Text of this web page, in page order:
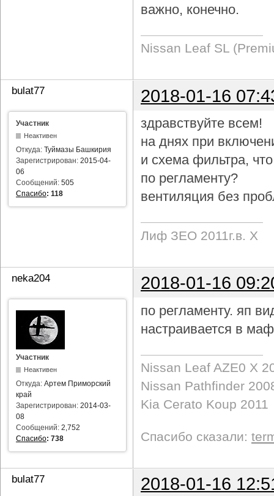
важно, конечно.
Nissan Leaf SL
bulat77 2018-01-16
Участник
Неактивен
Откуда: Туймазы Башкирия
Зарегистрирован: 2015-04-
06
Сообщений: 505
Спасибо: 118
здравствуйте всем!
на днях при
и схема фильтра,
по регламенту?
вентиляция без
Лиф ЗЕО 2011г.в. Х
neka204 2018-01-16
Участник
Неактивен
Откуда: Артем Приморский
край
Зарегистрирован: 2014-03-
08
Сообщений: 2,752
Спасибо: 738
по регламенту. яп
настраивается в
Nissan Leaf AZE0 X
Nissan Pathfinder
Kia Cerato Koup 2011
Спасибо сказали:
bulat77 2018-01-16